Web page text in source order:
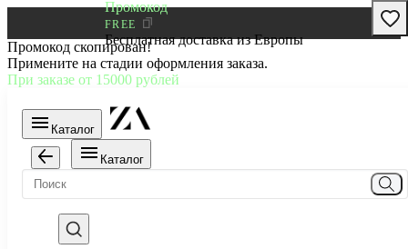
Промокод
FREE
Бесплатная доставка из Европы
Промокод скопирован!
Примените на стадии оформления заказа.
При заказе от 15000 рублей
Каталог
Каталог